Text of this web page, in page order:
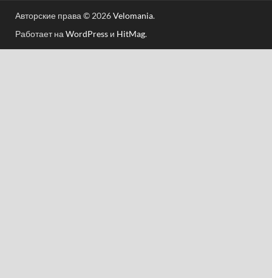
Авторские права © 2026Velomania.
Работает на WordPress и HitMag.